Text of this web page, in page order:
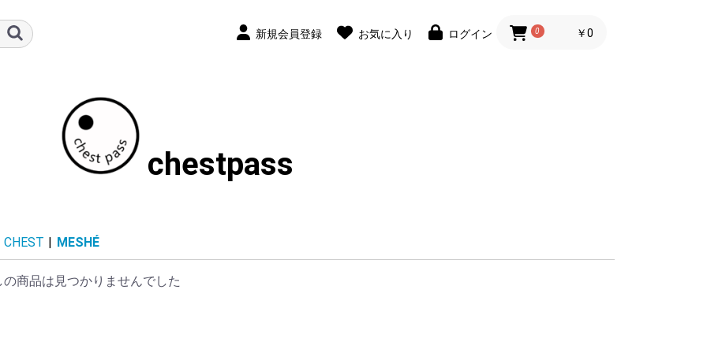
新規会員登録 お気に入り ログイン 0 ￥0
chestpass
CHEST | MESHÉ
の商品は見つかりませんでした